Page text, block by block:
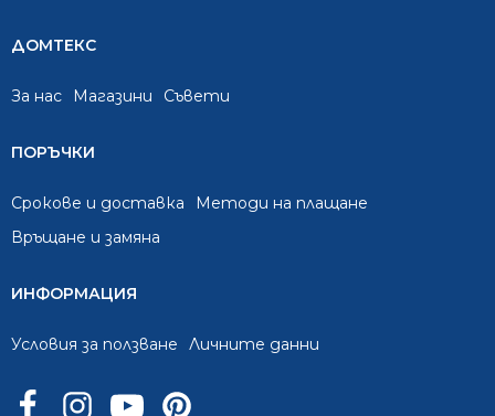
ДОМТЕКС
За нас Mагазини Съвети
ПОРЪЧКИ
Срокове и доставка
Методи на плащане
Връщане и замяна
ИНФОРМАЦИЯ
Условия за ползване Личните данни